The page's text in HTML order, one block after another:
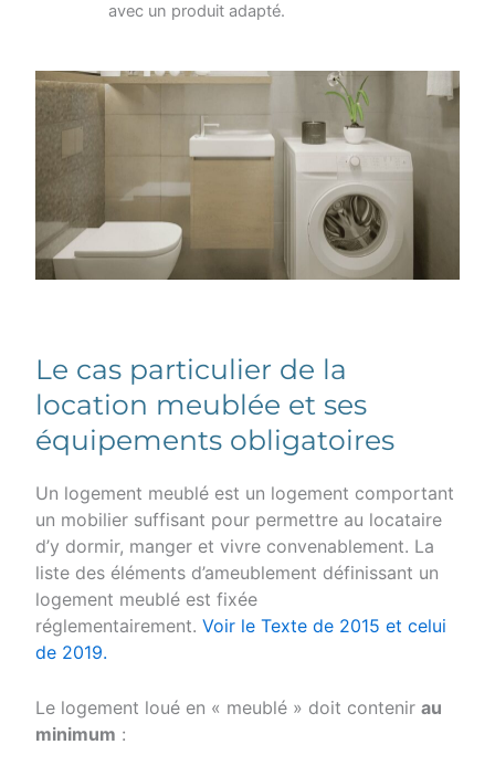
avec un produit adapté.
Le cas particulier de la
location meublée et ses
équipements obligatoires
Un logement meublé est un logement comportant
un mobilier suffisant pour permettre au locataire
d’y dormir, manger et vivre convenablement. La
liste des éléments d’ameublement définissant un
logement meublé est fixée
réglementairement.Voir le Texte de 2015 et celui
de 2019.
Le logement loué en « meublé » doit contenirau
minimum :